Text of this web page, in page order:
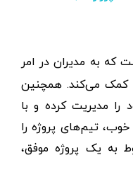
که به مدیران در امر
کمک می‌کند. همچنین
مدیریت کرده و با
تیم‌های پروژه را
به یک پروژه موفق،